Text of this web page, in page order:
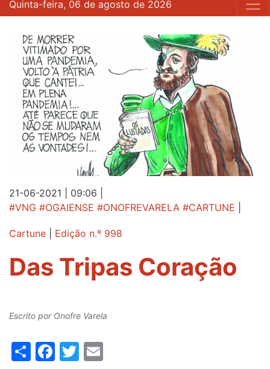
Quinta-feira, 06 de agosto de 2026
21-06-2021 | 09:06
#VNG #OGAIENSE #ONOFREVARELA #CARTUNE
Cartune Edição n.º 998
Das Tripas Coração
Escrito por Onofre Varela
ShareFacebook
Twitter